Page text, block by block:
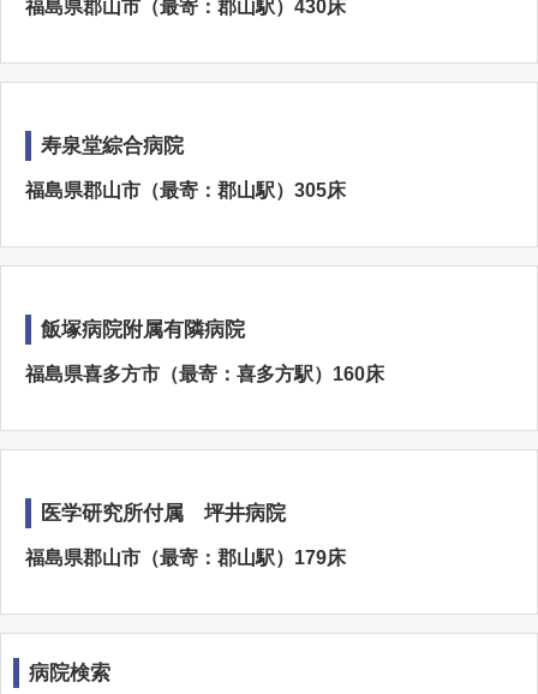
福島県郡山市（最寄：郡山駅）430床
寿泉堂綜合病院
福島県郡山市（最寄：郡山駅）305床
飯塚病院附属有隣病院
福島県喜多方市（最寄：喜多方駅）160床
医学研究所付属 坪井病院
福島県郡山市（最寄：郡山駅）179床
病院検索